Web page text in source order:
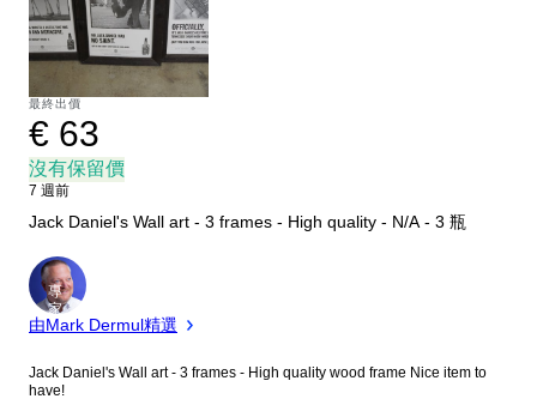
最終出價
€ 63
沒有保留價
7 週前
Jack Daniel's Wall art - 3 frames - High quality - N/A - 3 瓶
專
家
由Mark Dermul精選
Jack Daniel's Wall art - 3 frames - High quality wood frame Nice item to
have!